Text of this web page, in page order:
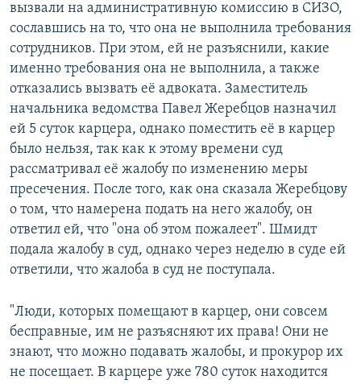
вызвали на административную комиссию в СИЗО,
сославшись на то, что она не выполнила требования
сотрудников. При этом, ей не разъяснили, какие
именно требования она не выполнила, а также
отказались вызвать её адвоката. Заместитель
начальника ведомства Павел Жеребцов назначил
ей 5 суток карцера, однако поместить её в карцер
было нельзя, так как к этому времени суд
рассматривал её жалобу по изменению меры
пресечения. После того, как она сказала Жеребцову
о том, что намерена подать на него жалобу, он
ответил ей, что "она об этом пожалеет". Шмидт
подала жалобу в суд, однако через неделю в суде ей
ответили, что жалоба в суд не поступала.
"Люди, которых помещают в карцер, они совсем
бесправные, им не разъясняют их права! Они не
знают, что можно подавать жалобы, и прокурор их
не посещает. В карцере уже 780 суток находится